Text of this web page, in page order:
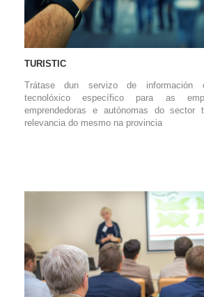
TURISTIC
Trátase dun servizo de información
tecnolóxico específico para as
emprendedoras e autónomas do sector
relevancia do mesmo na provincia